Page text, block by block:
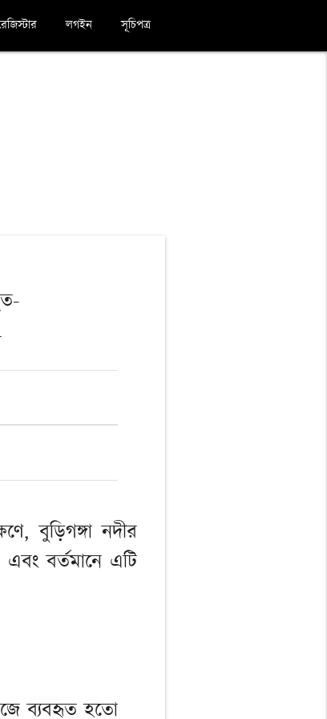
সূচিপত্র
লগইন
বুড়িগঙ্গা নদীর
বর্তমানে এটি
ব্যবহৃত হতো